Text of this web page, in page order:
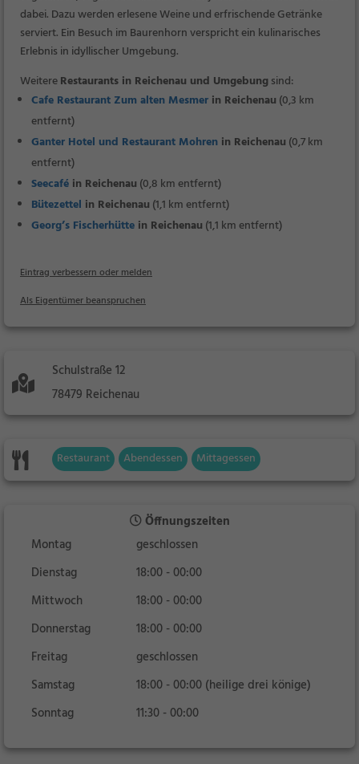
dabei. Dazu werden erlesene Weine und erfrischende Getränke
serviert. Ein Besuch im Baurenhorn verspricht ein kulinarisches
Erlebnis in idyllischer Umgebung.
WeitereRestaurants in Reichenau und Umgebungsind:
Cafe Restaurant Zum alten Mesmer in Reichenau (0,3 km
entfernt)
Ganter Hotel und Restaurant Mohren in Reichenau (0,7 km
entfernt)
Seecafé in Reichenau (0,8 km entfernt)
Bütezettel in Reichenau (1,1 km entfernt)
Georg’s Fischerhütte in Reichenau (1,1 km entfernt)
Eintrag verbessern oder melden
Als Eigentümer beanspruchen
Schulstraße 12
78479 Reichenau
Restaurant Abendessen Mittagessen
Öffnungszeiten
Montag
geschlossen
Dienstag
18:00 - 00:00
Mittwoch
18:00 - 00:00
Donnerstag
18:00 - 00:00
Freitag
geschlossen
Samstag
18:00 - 00:00 (heilige drei könige)
Sonntag
11:30 - 00:00